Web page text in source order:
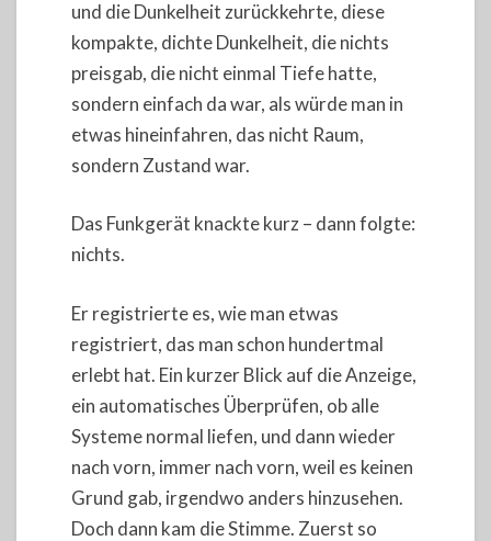
und die Dunkelheit zurückkehrte, diese
kompakte, dichte Dunkelheit, die nichts
preisgab, die nicht einmal Tiefe hatte,
sondern einfach da war, als würde man in
etwas hineinfahren, das nicht Raum,
sondern Zustand war.
Das Funkgerät knackte kurz – dann folgte:
nichts.
Er registrierte es, wie man etwas
registriert, das man schon hundertmal
erlebt hat. Ein kurzer Blick auf die Anzeige,
ein automatisches Überprüfen, ob alle
Systeme normal liefen, und dann wieder
nach vorn, immer nach vorn, weil es keinen
Grund gab, irgendwo anders hinzusehen.
Doch dann kam die Stimme. Zuerst so